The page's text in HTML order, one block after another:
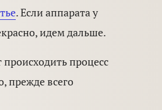
. Если аппарата у
идем дальше.
процесс
прежде всего